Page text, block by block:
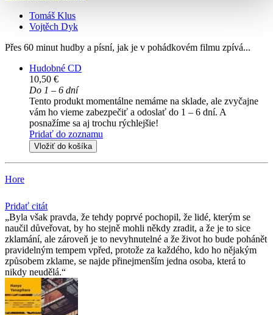
Tomáš Klus
Vojtěch Dyk
Přes 60 minut hudby a písní, jak je v pohádkovém filmu zpívá...
Hudobné CD
10,50 €
Do 1 – 6 dní
Tento produkt momentálne nemáme na sklade, ale zvyčajne
vám ho vieme zabezpečiť a odoslať do 1 – 6 dní. A
posnažíme sa aj trochu rýchlejšie!
Pridať do zoznamu
Vložiť do košíka
Hore
Pridať citát
Byla však pravda, že tehdy poprvé pochopil, že lidé, kterým se
naučil důveřovat, by ho stejně mohli někdy zradit, a že je to sice
zklamání, ale zároveň je to nevyhnutelné a že život ho bude pohánět
pravidelným tempem vpřed, protože za každého, kdo ho nějakým
způsobem zklame, se najde přinejmenším jedna osoba, která to
nikdy neudělá.